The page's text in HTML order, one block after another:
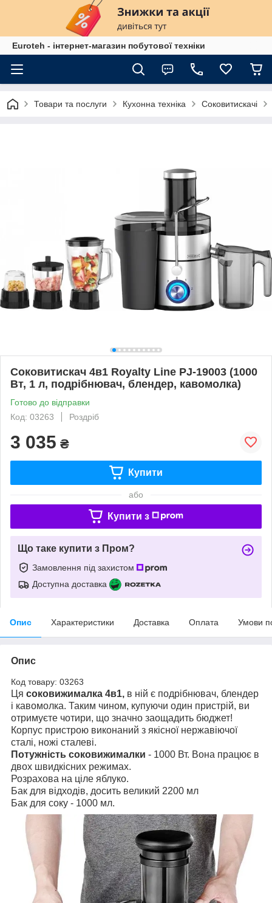
Euroteh - інтернет-магазин побутової техніки
Товари та послуги Кухонна техніка Соковитискачі
Соковитискач 4в1 Royalty Line PJ-19003 (1000
Вт, 1 л, подрібнювач, блендер, кавомолка)
Готово до відправки
Код: 03263
Роздріб
3 035 ₴
Купити
або
Купити з
Що таке купити з Пром?
Замовлення під захистом
Доступна доставка
Опис Характеристики Доставка Оплата Умови
Опис
Код товару: 03263
Ця соковижималка 4в1, в ній є подрібнювач, блендер
і кавомолка. Таким чином, купуючи один пристрій, ви
отримуєте чотири, що значно заощадить бюджет!
Корпус пристрою виконаний з якісної нержавіючої
сталі, ножі сталеві.
Потужність соковижималки - 1000 Вт. Вона працює в
двох швидкісних режимах.
Розрахова на ціле яблуко.
Бак для відходів, досить великий 2200 мл
Бак для соку - 1000 мл.